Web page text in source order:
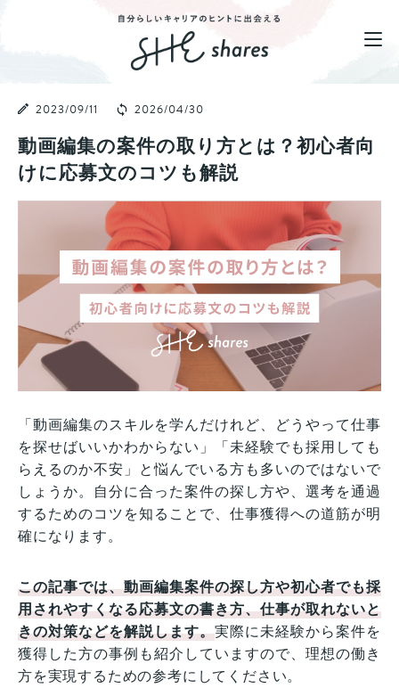
2023/09/11 2026/04/30
動画編集の案件の取り方とは？初心者向
けに応募文のコツも解説
「動画編集のスキルを学んだけれど、どうやって仕事
を探せばいいかわからない」「未経験でも採用しても
らえるのか不安」と悩んでいる方も多いのではないで
しょうか。自分に合った案件の探し方や、選考を通過
するためのコツを知ることで、仕事獲得への道筋が明
確になります。
この記事では、動画編集案件の探し方や初心者でも採
用されやすくなる応募文の書き方、仕事が取れないと
きの対策などを解説します。実際に未経験から案件を
獲得した方の事例も紹介していますので、理想の働き
方を実現するための参考にしてください。